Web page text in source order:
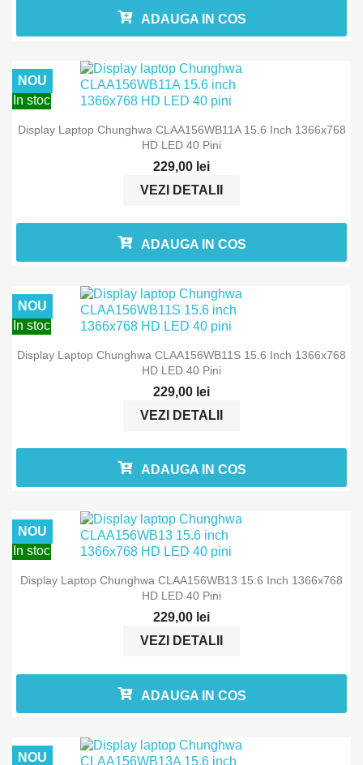
ADAUGA IN COS
In stoc
Display Laptop Chunghwa CLAA156WB11A 15.6 Inch 1366x768
HD LED 40 Pini
229,00 lei
VEZI DETALII
NOU
ADAUGA IN COS
In stoc
Display Laptop Chunghwa CLAA156WB11S 15.6 Inch 1366x768
HD LED 40 Pini
229,00 lei
VEZI DETALII
NOU
ADAUGA IN COS
In stoc
Display Laptop Chunghwa CLAA156WB13 15.6 Inch 1366x768
HD LED 40 Pini
229,00 lei
VEZI DETALII
NOU
ADAUGA IN COS
NOU